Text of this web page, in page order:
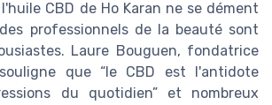
CBD de Ho Karan ne se dément
professionnels de la beauté sont
Laure Bouguen, fondatrice
que “le CBD est l'antidote
du quotidien” et nombreux